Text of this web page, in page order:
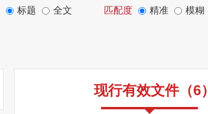
标题 全文 匹配度 精准 模糊
现行有效文件（6）